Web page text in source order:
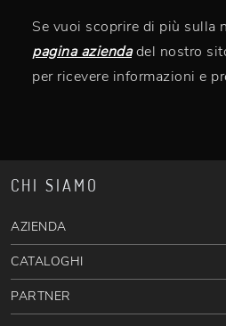
Se vuoi scoprire di più sulla
pagina aziendadel nostro
per ricevere informazioni e
CHI SIAMO
AZIENDA
CATALOGHI
PARTNER